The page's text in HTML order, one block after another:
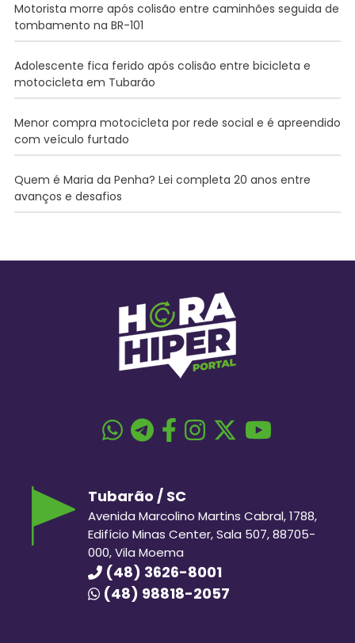
Motorista morre após colisão entre caminhões seguida de
tombamento na BR-101
Adolescente fica ferido após colisão entre bicicleta e
motocicleta em Tubarão
Menor compra motocicleta por rede social e é apreendido
com veículo furtado
Quem é Maria da Penha? Lei completa 20 anos entre
avanços e desafios
Tubarão / SC
Avenida Marcolino Martins Cabral, 1788,
Edifício Minas Center, Sala 507, 88705-
000, Vila Moema
(48) 3626-8001
(48) 98818-2057